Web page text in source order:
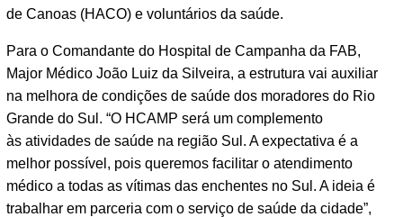
de Canoas (HACO) e voluntários da saúde.
Para o Comandante do Hospital de Campanha da FAB,
Major Médico João Luiz da Silveira, a estrutura vai auxiliar
na melhora de condições de saúde dos moradores do Rio
Grande do Sul. “O HCAMP será um complemento
às atividades de saúde na região Sul. A expectativa é a
melhor possível, pois queremos facilitar o atendimento
médico a todas as vítimas das enchentes no Sul. A ideia é
trabalhar em parceria com o serviço de saúde da cidade”,